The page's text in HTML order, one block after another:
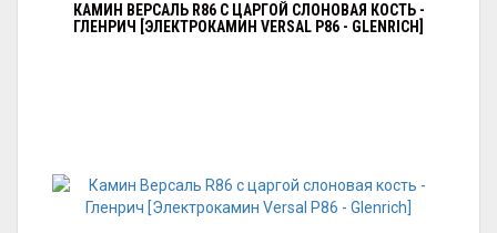
КАМИН ВЕРСАЛЬ R86 С ЦАРГОЙ СЛОНОВАЯ КОСТЬ -
ГЛЕНРИЧ [ЭЛЕКТРОКАМИН VERSAL Р86 - GLENRICH]